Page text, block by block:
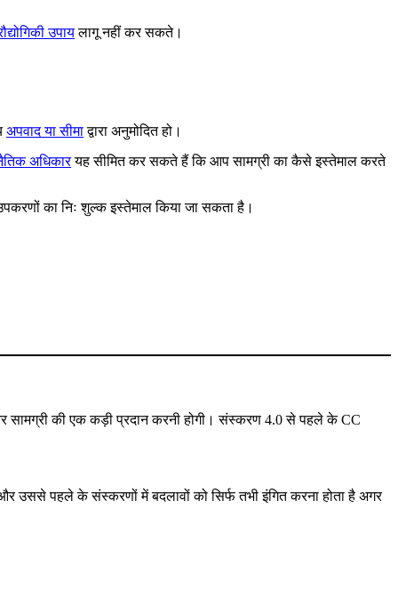
उपायलागू नहीं कर सकते।
अपवाद या सीमाद्वारा अनुमोदित हो।
अधिकारयह सीमित कर सकते हैं कि आप सामग्री का कैसे इस्तेमाल करते
का निः शुल्क इस्तेमाल किया जा सकता है।
सामग्री की एक कड़ी प्रदान करनी होगी। संस्करण 4.0 से पहले के CC
उससे पहले के संस्करणों में बदलावों को सिर्फ तभी इंगित करना होता है अगर